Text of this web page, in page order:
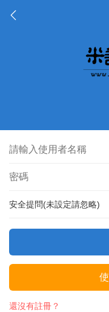
安全提問(未設定請忽略)
還沒有註冊？